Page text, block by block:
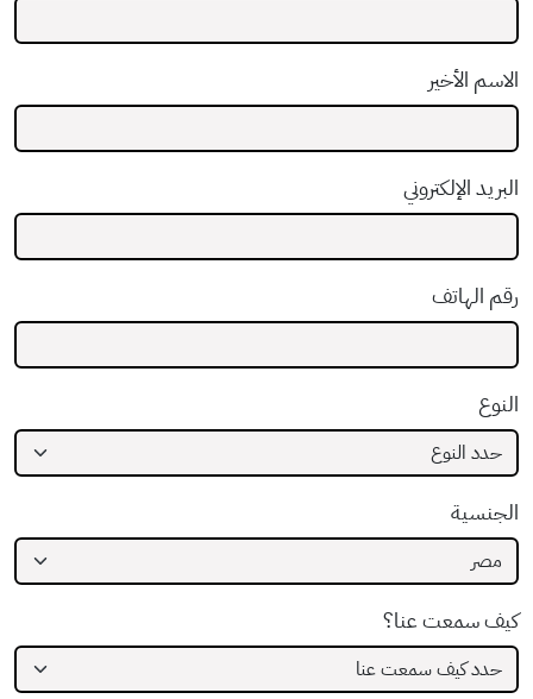
الاسم الأخير
البريد الإلكتروني
رقم الهاتف
النوع
الجنسية
كيف سمعت عنا؟